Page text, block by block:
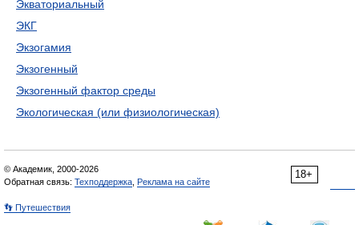
Экваториальный
ЭКГ
Экзогамия
Экзогенный
Экзогенный фактор среды
Экологическая (или физиологическая)
18+
© Академик, 2000-2026
Обратная связь: Техподдержка Реклама на сайте
👣 Путешествия